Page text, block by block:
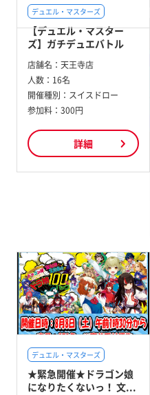
デュエル・マスターズ
【デュエル・マスター
ズ】ガチデュエバトル
店舗名： 天王寺店
人数： 16名
開催種別： スイスドロー
参加料： 300円
詳細
デュエル・マスターズ
★緊急開催★ドラゴン娘
になりたくないっ！ 文...